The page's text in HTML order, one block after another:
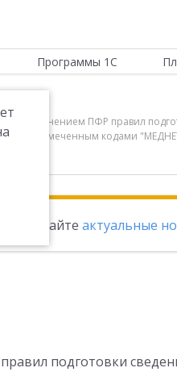
Программы 1С
с изменением ПФР правил
помеченным кодами
Читайте актуальные
подготовки